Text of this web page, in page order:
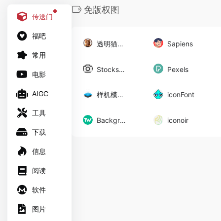
传送门
福吧
常用
电影
AIGC
工具
下载
信息
阅读
软件
图片
免版权图
透明猫咪图 Sapiens
Stocksnap.io Pexels
样机模型图 iconFont
Backgroundlabs iconoir